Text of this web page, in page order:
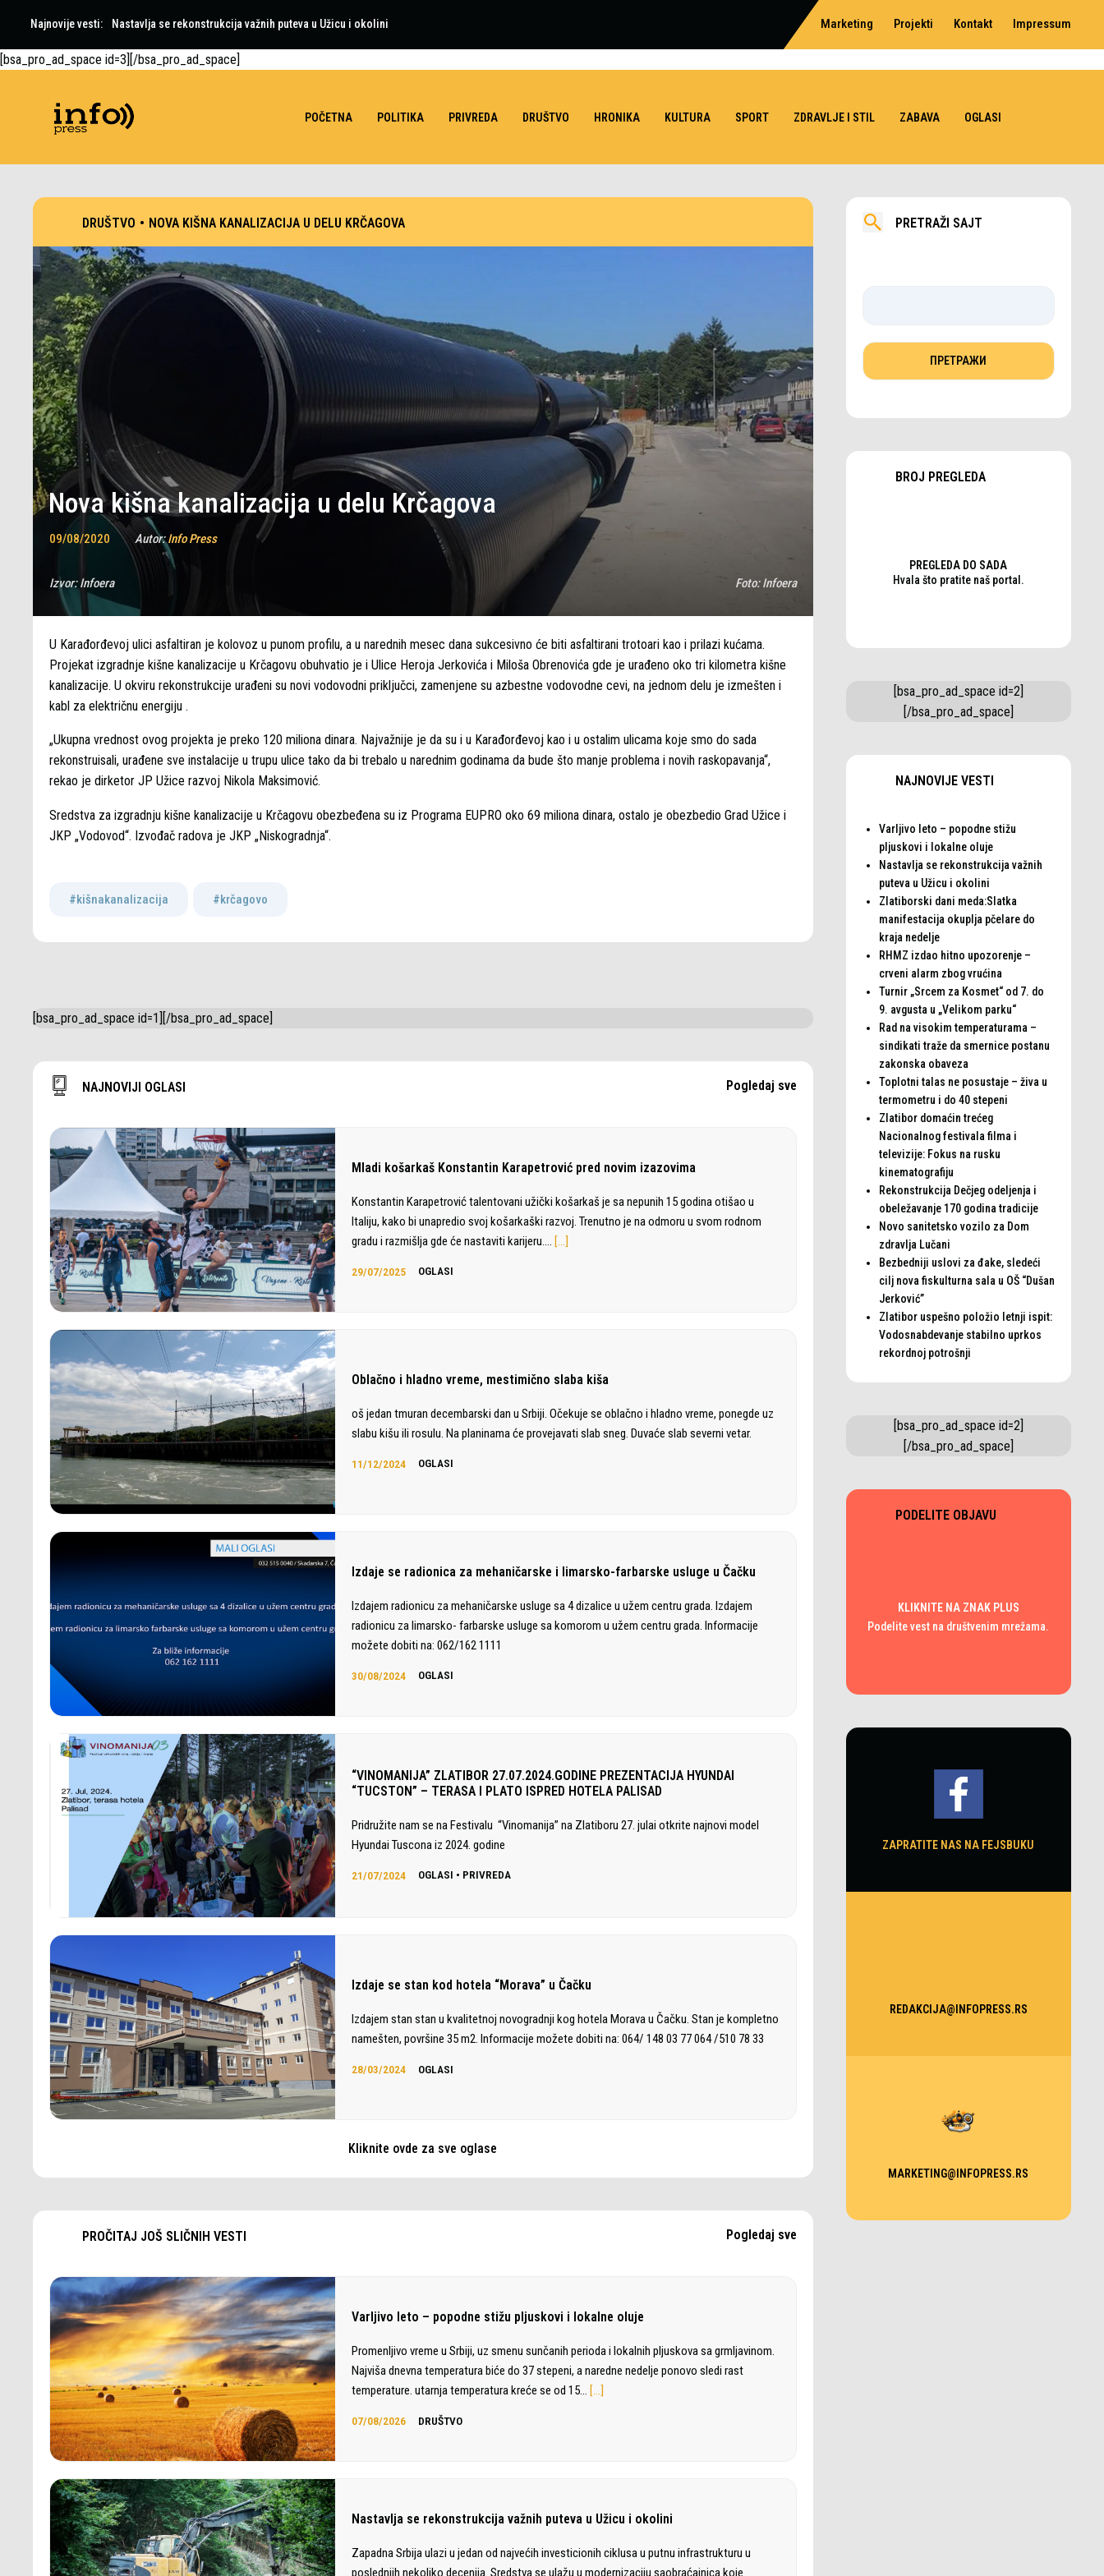
Najnovije vesti: Nastavlja se rekonstrukcija važnih puteva u Užicu i okolini Marketing Projekti Kontakt Impressum
[bsa_pro_ad_space id=3][/bsa_pro_ad_space]
POČETNA POLITIKA PRIVREDA DRUŠTVO HRONIKA KULTURA SPORT ZDRAVLJE I STIL ZABAVA OGLASI
DRUŠTVO • NOVA KIŠNA KANALIZACIJA U DELU KRČAGOVA
Nova kišna kanalizacija u delu Krčagova
09/08/2020 Autor:Info Press
Izvor:Infoera Foto:Infoera
U Karađorđevoj ulici asfaltiran je kolovoz u punom profilu, a u narednih mesec dana sukcesivno će biti asfaltirani trotoari kao i prilazi kućama.
Projekat izgradnje kišne kanalizacije u Krčagovu obuhvatio je i Ulice Heroja Jerkovića i Miloša Obrenovića gde je urađeno oko tri kilometra kišne
kanalizacije. U okviru rekonstrukcije urađeni su novi vodovodni priključci, zamenjene su azbestne vodovodne cevi, na jednom delu je izmešten i
kabl za električnu energiju .
„Ukupna vrednost ovog projekta je preko 120 miliona dinara. Najvažnije je da su i u Karađorđevoj kao i u ostalim ulicama koje smo do sada
rekonstruisali, urađene sve instalacije u trupu ulice tako da bi trebalo u narednim godinama da bude što manje problema i novih raskopavanja“,
rekao je dirketor JP Užice razvoj Nikola Maksimović.
Sredstva za izgradnju kišne kanalizacije u Krčagovu obezbeđena su iz Programa EUPRO oko 69 miliona dinara, ostalo je obezbedio Grad Užice i
JKP „Vodovod“. Izvođač radova je JKP „Niskogradnja“.
#kišnakanalizacija #krčagovo
[bsa_pro_ad_space id=1][/bsa_pro_ad_space]
NAJNOVIJI OGLASI Pogledaj sve
Mladi košarkaš Konstantin Karapetrović pred novim izazovima
Konstantin Karapetrović talentovani užički košarkaš je sa nepunih 15 godina otišao u
Italiju, kako bi unapredio svoj košarkaški razvoj. Trenutno je na odmoru u svom rodnom
gradu i razmišlja gde će nastaviti karijeru.… […]
29/07/2025 OGLASI
Oblačno i hladno vreme, mestimično slaba kiša
oš jedan tmuran decembarski dan u Srbiji. Očekuje se oblačno i hladno vreme, ponegde uz
slabu kišu ili rosulu. Na planinama će provejavati slab sneg. Duvaće slab severni vetar.
11/12/2024 OGLASI
Izdaje se radionica za mehaničarske i limarsko-farbarske usluge u Čačku
Izdajem radionicu za mehaničarske usluge sa 4 dizalice u užem centru grada. Izdajem
radionicu za limarsko- farbarske usluge sa komorom u užem centru grada. Informacije
možete dobiti na: 062/162 1111
30/08/2024 OGLASI
“VINOMANIJA” ZLATIBOR 27.07.2024.GODINE PREZENTACIJA HYUNDAI
“TUCSTON” – TERASA I PLATO ISPRED HOTELA PALISAD
Pridružite nam se na Festivalu “Vinomanija” na Zlatiboru 27. julai otkrite najnovi model
Hyundai Tuscona iz 2024. godine
21/07/2024 OGLASI • PRIVREDA
Izdaje se stan kod hotela “Morava” u Čačku
Izdajem stan stan u kvalitetnoj novogradnji kog hotela Morava u Čačku. Stan je kompletno
namešten, površine 35 m2. Informacije možete dobiti na: 064/ 148 03 77 064 /510 78 33
28/03/2024 OGLASI
Kliknite ovde za sve oglase
PROČITAJ JOŠ SLIČNIH VESTI Pogledaj sve
Varljivo leto – popodne stižu pljuskovi i lokalne oluje
Promenljivo vreme u Srbiji, uz smenu sunčanih perioda i lokalnih pljuskova sa grmljavinom.
Najviša dnevna temperatura biće do 37 stepeni, a naredne nedelje ponovo sledi rast
temperature. utarnja temperatura kreće se od 15… […]
07/08/2026 DRUŠTVO
Nastavlja se rekonstrukcija važnih puteva u Užicu i okolini
Zapadna Srbija ulazi u jedan od najvećih investicionih ciklusa u putnu infrastrukturu u
poslednjih nekoliko decenija. Sredstva se ulažu u modernizaciju saobraćajnica koje
PRETRAŽI SAJT
BROJ PREGLEDA
PREGLEDA DO SADA
Hvala što pratite naš portal.
[bsa_pro_ad_space id=2]
[/bsa_pro_ad_space]
NAJNOVIJE VESTI
Varljivo leto – popodne stižu
pljuskovi i lokalne oluje
Nastavlja se rekonstrukcija važnih
puteva u Užicu i okolini
Zlatiborski dani meda:Slatka
manifestacija okuplja pčelare do
kraja nedelje
RHMZ izdao hitno upozorenje –
crveni alarm zbog vrućina
Turnir „Srcem za Kosmet“ od 7. do
9. avgusta u „Velikom parku“
Rad na visokim temperaturama –
sindikati traže da smernice postanu
zakonska obaveza
Toplotni talas ne posustaje – živa u
termometru i do 40 stepeni
Zlatibor domaćin trećeg
Nacionalnog festivala filma i
televizije: Fokus na rusku
kinematografiju
Rekonstrukcija Dečjeg odeljenja i
obeležavanje 170 godina tradicije
Novo sanitetsko vozilo za Dom
zdravlja Lučani
Bezbedniji uslovi za đake, sledeći
cilj nova fiskulturna sala u OŠ “Dušan
Jerković”
Zlatibor uspešno položio letnji ispit:
Vodosnabdevanje stabilno uprkos
rekordnoj potrošnji
[bsa_pro_ad_space id=2]
[/bsa_pro_ad_space]
PODELITE OBJAVU
KLIKNITE NA ZNAK PLUS
Podelite vest na društvenim mrežama.
ZAPRATITE NAS NA FEJSBUKU
REDAKCIJA@INFOPRESS.RS
MARKETING@INFOPRESS.RS